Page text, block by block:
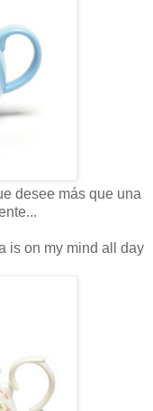
desee más que una
is on my mind all day